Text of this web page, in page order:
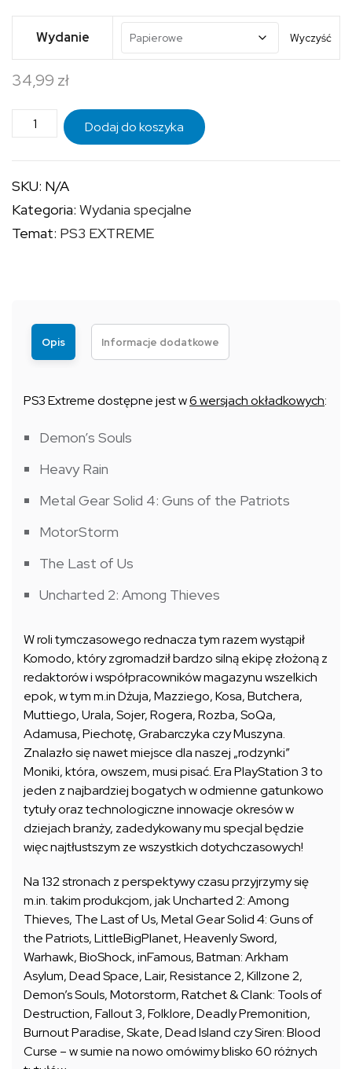
cen:
od
24,99 zł
34,99 zł
Wydanie Wyczyść
34,99 zł
ilość
PS3
EXTREME
-
OKŁADKA
THE
Dodaj do koszyka
SKU: N/A
Kategoria: Wydania specjalne
Temat: PS3 EXTREME
Opis Informacje dodatkowe
PS3 Extreme dostępne jest w6 wersjach okładkowych:
Demon’s Souls
Heavy Rain
Metal Gear Solid 4: Guns of the Patriots
MotorStorm
The Last of Us
Uncharted 2: Among Thieves
W roli tymczasowego rednacza tym razem wystąpił
Komodo, który zgromadził bardzo silną ekipę złożoną z
redaktorów i współpracowników magazynu wszelkich
epok, w tym m.in Dżuja, Mazziego, Kosa, Butchera,
Muttiego, Urala, Sojer, Rogera, Rozba, SoQa,
Adamusa, Piechotę, Grabarczyka czy Muszyna.
Znalazło się nawet miejsce dla naszej „rodzynki”
Moniki, która, owszem, musi pisać. Era PlayStation 3 to
jeden z najbardziej bogatych w odmienne gatunkowo
tytuły oraz technologiczne innowacje okresów w
dziejach branży, zadedykowany mu specjal będzie
więc najtłustszym ze wszystkich dotychczasowych!
Na 132 stronach z perspektywy czasu przyjrzymy się
m.in. takim produkcjom, jak Uncharted 2: Among
Thieves, The Last of Us, Metal Gear Solid 4: Guns of
the Patriots, LittleBigPlanet, Heavenly Sword,
Warhawk, BioShock, inFamous, Batman: Arkham
Asylum, Dead Space, Lair, Resistance 2, Killzone 2,
Demon’s Souls, Motorstorm, Ratchet & Clank: Tools of
Destruction, Fallout 3, Folklore, Deadly Premonition,
Burnout Paradise, Skate, Dead Island czy Siren: Blood
Curse – w sumie na nowo omówimy blisko 60 różnych